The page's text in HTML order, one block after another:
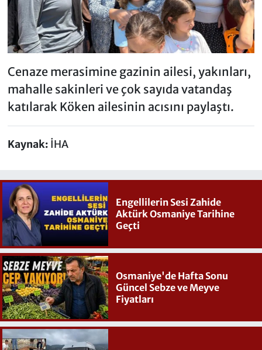
Cenaze merasimine gazinin ailesi, yakınları,
mahalle sakinleri ve çok sayıda vatandaş
katılarak Köken ailesinin acısını paylaştı.
Kaynak: İHA
Engellilerin Sesi Zahide
Aktürk Osmaniye Tarihine
Geçti
Osmaniye'de Hafta Sonu
Güncel Sebze ve Meyve
Fiyatları